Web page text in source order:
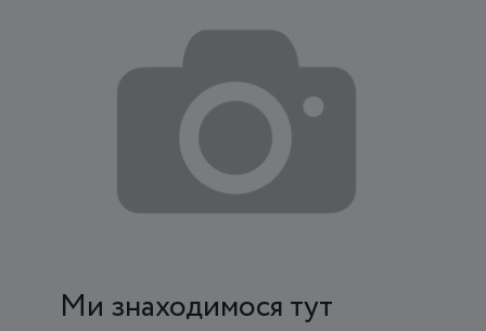
Ми знаходимося тут